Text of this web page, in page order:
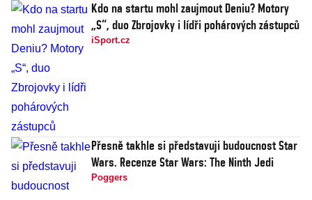
Kdo na startu mohl zaujmout Deniu? Motory
„S“, duo Zbrojovky i lídři pohárových zástupců
iSport.cz
Přesně takhle si představuji budoucnost Star
Wars. Recenze Star Wars: The Ninth Jedi
Poggers